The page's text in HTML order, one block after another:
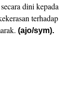
dini kepada
terhadap
(ajo/sym).